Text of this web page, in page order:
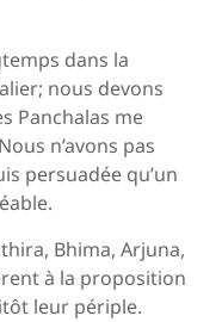
dans la
nous devons
Panchalas me
n’avons pas
persuadée qu’un
Bhima, Arjuna,
à la proposition
leur périple.